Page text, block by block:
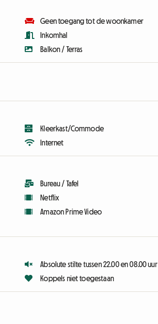
Geen toegang tot de woonkamer
Inkomhal
Balkon / Terras
Kleerkast/Commode
Internet
Bureau / Tafel
Netflix
Amazon Prime Video
Absolute stilte tussen 22.00 en 08.00 uur
Koppels niet toegestaan